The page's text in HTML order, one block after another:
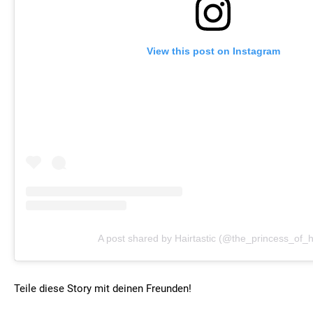
View this post on Instagram
A post shared by Hairtastic
Teile diese Story mit deinen Freunden!